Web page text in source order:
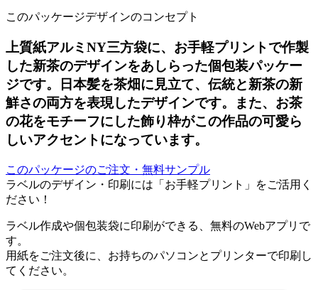
このパッケージデザインのコンセプト
上質紙アルミNY三方袋に、お手軽プリントで作製
した新茶のデザインをあしらった個包装パッケー
ジです。日本髪を茶畑に見立て、伝統と新茶の新
鮮さの両方を表現したデザインです。また、お茶
の花をモチーフにした飾り枠がこの作品の可愛ら
しいアクセントになっています。
このパッケージのご注文・無料サンプル
ラベルのデザイン・印刷には「お手軽プリント」をご活用く
ださい！
ラベル作成や個包装袋に印刷ができる、無料のWebアプリで
す。
用紙をご注文後に、お持ちのパソコンとプリンターで印刷し
てください。